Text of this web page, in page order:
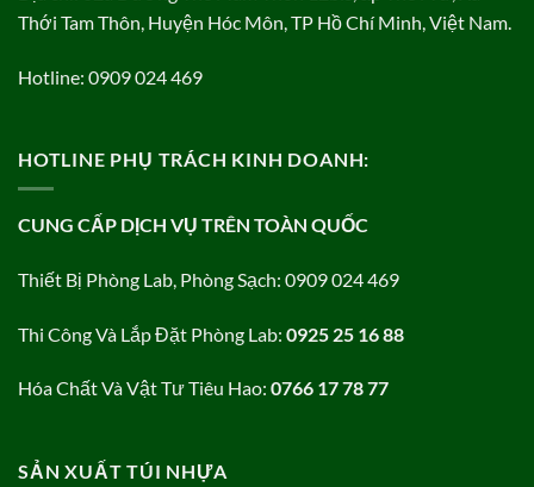
Thới Tam Thôn, Huyện Hóc Môn, TP Hồ Chí Minh, Việt Nam.
Hotline: 0909 024 469
HOTLINE PHỤ TRÁCH KINH DOANH:
CUNG CẤP DỊCH VỤ TRÊN TOÀN QUỐC
Thiết Bị Phòng Lab, Phòng Sạch: 0909 024 469
Thi Công Và Lắp Đặt Phòng Lab: 0925 25 16 88
Hóa Chất Và Vật Tư Tiêu Hao: 0766 17 78 77
SẢN XUẤT TÚI NHỰA